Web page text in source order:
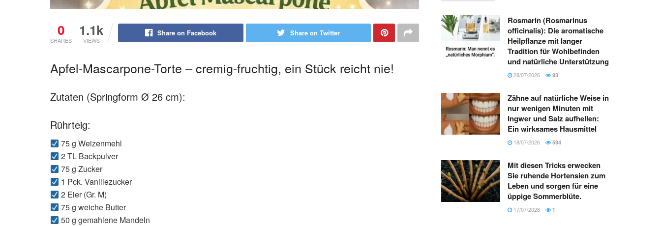
0
SHARES
1.1k
VIEWS
Share on Facebook Share on Twitter
Apfel-Mascarpone-Torte – cremig-fruchtig, ein Stück reicht nie!
Zutaten (Springform Ø 26 cm):
Rührteig:
75 g Weizenmehl
2 TL Backpulver
75 g Zucker
1 Pck. Vanillezucker
2 Eier (Gr. M)
75 g weiche Butter
50 g gemahlene Mandeln
Rosmarin (Rosmarinus
officinalis): Die aromatische
Heilpflanze mit langer
Tradition für Wohlbefinden
und natürliche Unterstützung
28/07/2026 93
Zähne auf natürliche Weise in
nur wenigen Minuten mit
Ingwer und Salz aufhellen:
Ein wirksames Hausmittel
18/07/2026 594
Mit diesen Tricks erwecken
Sie ruhende Hortensien zum
Leben und sorgen für eine
üppige Sommerblüte.
17/07/2026 1